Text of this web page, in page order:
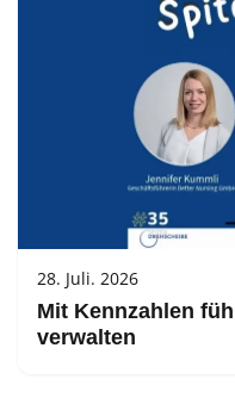
28. Juli. 2026
Mit Kennzahlen
verwalten